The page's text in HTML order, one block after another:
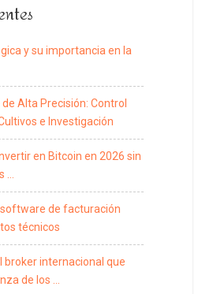
y su importancia en la
Alta Precisión: Control
e Investigación
en Bitcoin en 2026 sin
…
software de facturación
técnicos
broker internacional que
de los …